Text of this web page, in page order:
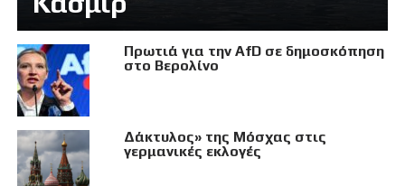
Πρωτιά για την AfD σε δημοσκόπηση
στο Βερολίνο
Δάκτυλος» της Μόσχας στις
γερμανικές εκλογές